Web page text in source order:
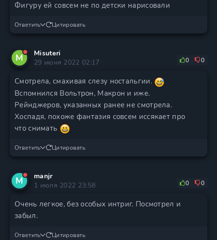
Фигуру ей совсем не по детски нарисовали
Ответить Цитировать
M
Misuteri
29 июня 2022 02:17
0 0
Смотрела, смахивая слезу ностальгии.
Вспомнился Вольтрон, Макрон и иже.
Рейнджеров, указанных ранее не смотрела.
Хоспадя, похоже фантазия совсем иссякает про
что снимать
Ответить Цитировать
M
manjr
1 июля 2022 23:58
0 0
Очень легкое, без особых интриг. Посмотрел и
забыл.
Ответить Цитировать